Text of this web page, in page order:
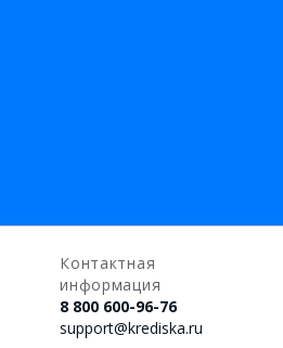
Контактная
информация
8 800 600-96-76
support@krediska.ru